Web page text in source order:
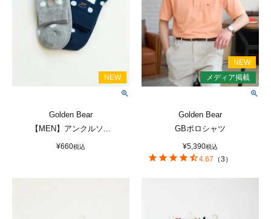
Golden Bear
【MEN】アンクルソ...
¥660税込
Golden Bear
GBポロシャツ
¥5,390税込
4.67 （3 ）